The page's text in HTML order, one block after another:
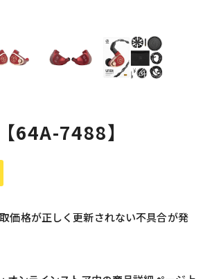
64A-7488】
価格が正しく更新されない不具合が発